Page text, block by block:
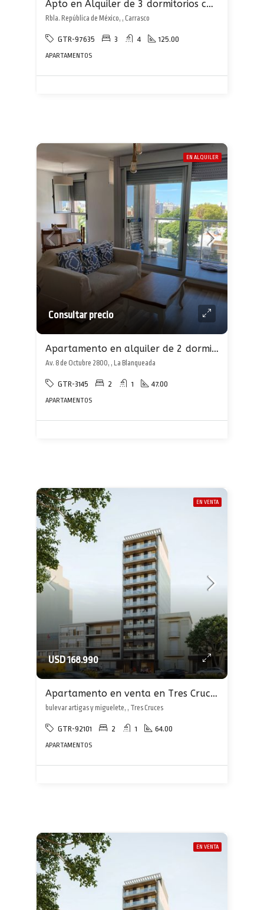
Apto en Alquiler de 3 dormitorios con garaje en Carrasco sobre rambla al frente
Rbla. República de México, , Carrasco
GTR-97635 3 4 125.00
APARTAMENTOS
EN ALQUILER
Consultar precio
Apartamento en alquiler de 2 dormitorios en La Blanqueada
Av. 8 de Octubre 2800, , La Blanqueada
GTR-3145 2 1 47.00
APARTAMENTOS
EN VENTA
USD 168.990
Apartamento en venta en Tres Cruces
bulevar artigas y miguelete, , Tres Cruces
GTR-92101 2 1 64.00
APARTAMENTOS
EN VENTA